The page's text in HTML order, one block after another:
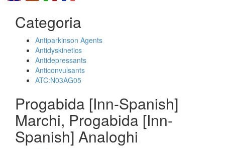
Categoria
Antiparkinson Agents
Antidyskinetics
Antidepressants
Anticonvulsants
ATC:N03AG05
Progabida [Inn-Spanish]
Marchi, Progabida [Inn-
Spanish] Analoghi